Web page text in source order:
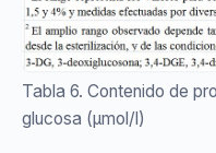
Tabla 6. Contenido de
glucosa (µmol/l)